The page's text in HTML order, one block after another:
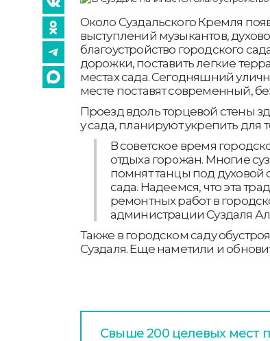
Около Суздальского Кремля
выступлений музыкантов,
благоустройство городского
дорожки, поставить легкие
местах сада. Сегодняшний
месте поставят современный,
Проезд вдоль торцевой стены
у сада, планируют укрепить для
В советское время
отдыха горожан. Многие
помнят танцы под духовой
сада. Надеемся, что эта
ремонтных работ в
администрации Суздаля
Также в городском саду
Суздаля. Еще наметили и
Свыше 200 целевых мест